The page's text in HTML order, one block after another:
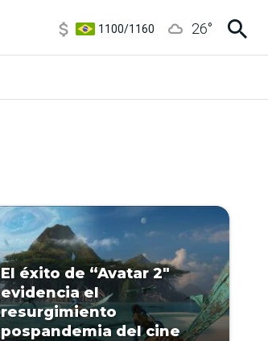
1100/1160
26°
El éxito de “Avatar 2″
evidencia el
resurgimiento
pospandemia del cine